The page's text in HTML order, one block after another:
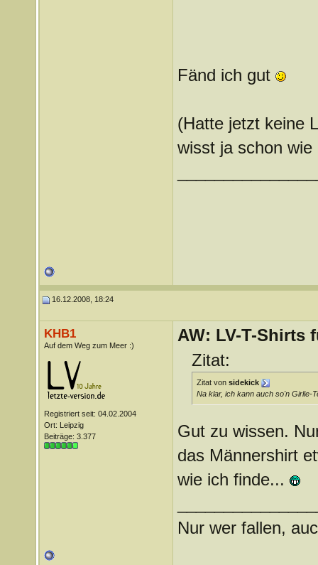
Fänd ich gut
(Hatte jetzt keine
wisst ja schon
16.12.2008, 18:24
KHB1
Auf dem Weg zum Meer :)
Registriert seit: 04.02.2004
Ort: Leipzig
Beiträge: 3.377
AW: LV-T-Shirts
Zitat:
Zitat von sidekick
Na klar, ich kann auch so'n Girlie-
Gut zu wissen.
das Männershirt
wie ich finde...
Nur wer fallen,